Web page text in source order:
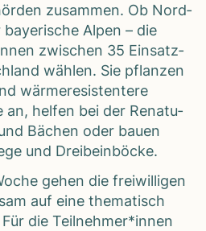
zusam­men. Ob Nord­
Alpen – die
zwi­schen 35 Ein­satz­
wäh­len. Sie pflan­zen
wär­me­resis­ten­tere
an, hel­fen bei der Rena­tu­
Bächen oder bauen
und Drei­bein­bö­cke.
gehen die frei­wil­li­gen
auf eine the­ma­tisch
die Teilnehmer*innen